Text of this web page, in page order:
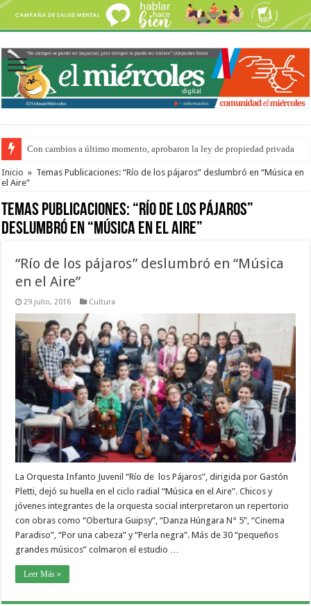
Con cambios a último momento, aprobaron la ley de propiedad privada
Adopción en Entre Ríos: el 35% de los 90 niños, niñas y adolescentes que
Inicio » Temas Publicaciones: “Río de los pájaros” deslumbró en “Música en
el Aire”
Temas Publicaciones: “Río de los pájaros”
deslumbró en “Música en el Aire”
“Río de los pájaros” deslumbró en “Música
en el Aire”
29 julio, 2016 Cultura
La Orquesta Infanto Juvenil “Río de los Pájaros”, dirigida por Gastón
Pletti, dejó su huella en el ciclo radial “Música en el Aire”. Chicos y
jóvenes integrantes de la orquesta social interpretaron un repertorio
con obras como “Obertura Guipsy”, “Danza Húngara N° 5”, “Cinema
Paradiso”, “Por una cabeza” y “Perla negra”. Más de 30 “pequeños
grandes músicos” colmaron el estudio …
Leer Más »